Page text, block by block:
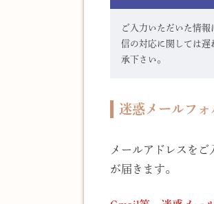
ご入力いただいた情
信の対応に関しては遅
承下さい。
迷惑メールフ
メールアドレスをご
が届きます。